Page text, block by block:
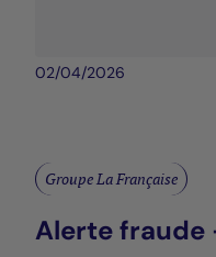
02/04/2026
Groupe La Française
Alerte fraude